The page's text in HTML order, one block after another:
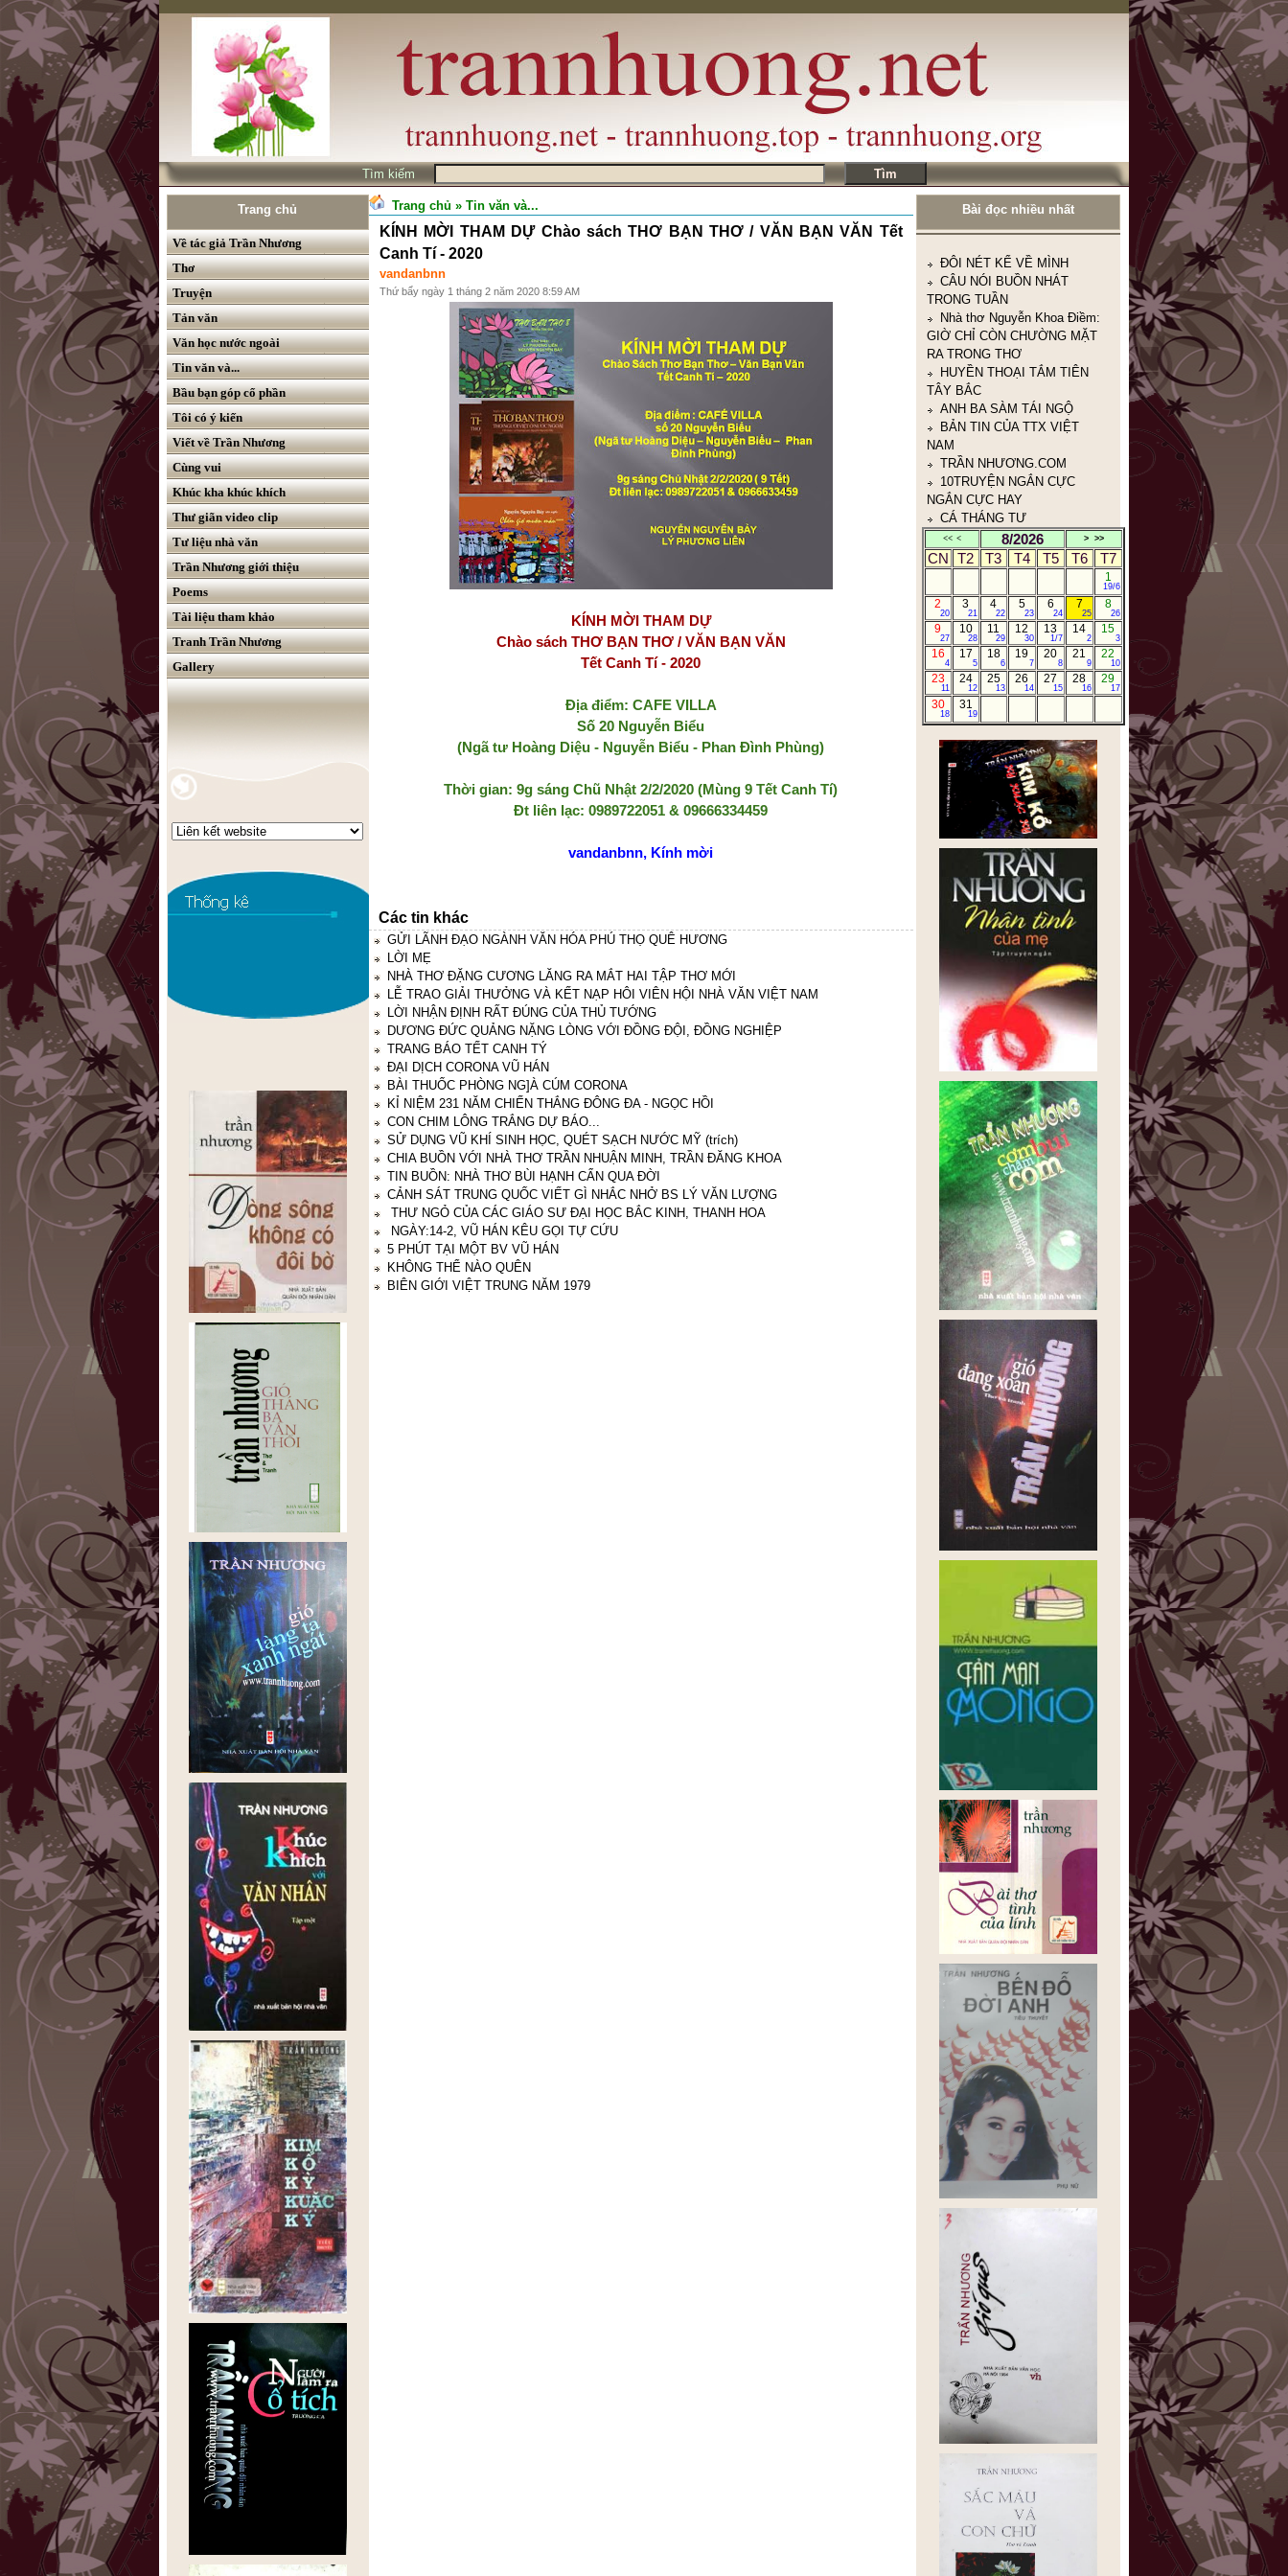
Tìm kiếm
Trang chủ
Về tác giả Trần Nhương
Thơ
Truyện
Tản văn
Văn học nước ngoài
Tin văn và...
Bầu bạn góp cổ phần
Tôi có ý kiến
Viết về Trần Nhương
Cùng vui
Khúc kha khúc khích
Thư giãn video clip
Tư liệu nhà văn
Trần Nhương giới thiệu
Poems
Tài liệu tham khảo
Tranh Trần Nhương
Gallery
Trang chủ » Tin văn và...
KÍNH MỜI THAM DỰ Chào sách THƠ BẠN THƠ / VĂN BẠN VĂN Tết
Canh Tí - 2020
vandanbnn
Thứ bẩy ngày 1 tháng 2 năm 2020 8:59 AM
KÍNH MỜI THAM DỰ
Chào sách THƠ BẠN THƠ / VĂN BẠN VĂN
Tết Canh Tí - 2020
Địa điểm: CAFE VILLA
Số 20 Nguyễn Biểu
(Ngã tư Hoàng Diệu - Nguyễn Biểu - Phan Đình Phùng)
Thời gian: 9g sáng Chũ Nhật 2/2/2020 (Mùng 9 Tết Canh Tí)
Đt liên lạc: 0989722051 & 09666334459
vandanbnn, Kính mời
Các tin khác
GỬI LÃNH ĐẠO NGÀNH VĂN HÓA PHÚ THỌ QUÊ HƯƠNG
LỜI MẸ
NHÀ THƠ ĐẶNG CƯƠNG LĂNG RA MẮT HAI TẬP THƠ MỚI
LỄ TRAO GIẢI THƯỞNG VÀ KẾT NẠP HÔI VIÊN HỘI NHÀ VĂN VIỆT NAM
LỜI NHẬN ĐỊNH RẤT ĐÚNG CỦA THỦ TƯỚNG
DƯƠNG ĐỨC QUẢNG NẶNG LÒNG VỚI ĐỒNG ĐỘI, ĐỒNG NGHIỆP
TRANG BÁO TẾT CANH TÝ
ĐẠI DỊCH CORONA VŨ HÁN
BÀI THUỐC PHÒNG NG]À CÚM CORONA
KỈ NIỆM 231 NĂM CHIẾN THẮNG ĐÔNG ĐA - NGỌC HỒI
CON CHIM LÔNG TRẮNG DỰ BÁO...
SỬ DỤNG VŨ KHÍ SINH HỌC, QUÉT SẠCH NƯỚC MỸ (trích)
CHIA BUỒN VỚI NHÀ THƠ TRẦN NHUẬN MINH, TRẦN ĐĂNG KHOA
TIN BUỒN: NHÀ THƠ BÙI HẠNH CẨN QUA ĐỜI
CẢNH SÁT TRUNG QUỐC VIẾT GÌ NHẮC NHỞ BS LÝ VĂN LƯỢNG
THƯ NGỎ CỦA CÁC GIÁO SƯ ĐẠI HỌC BẮC KINH, THANH HOA
NGÀY:14-2, VŨ HÁN KÊU GỌI TỰ CỨU
5 PHÚT TẠI MỘT BV VŨ HÁN
KHÔNG THỂ NÀO QUÊN
BIÊN GIỚI VIỆT TRUNG NĂM 1979
Bài đọc nhiều nhất
CÂU NÓI BUỒN NHÁT
TRONG TUẦN
Nhà thơ Nguyễn Khoa Điềm:
RA TRONG THƠ
HUYỀN THOẠI TẮM TIÊN
TÂY BẮC
ANH BA SÀM TÁI NGỘ
BẢN TIN CỦA TTX VIỆT
NAM
TRẦN NHƯƠNG.COM
10TRUYỆN NGẮN CỰC
NGẮN CỰC HAY
CÁ THÁNG TƯ
NHÂN THỂ DỮ TÂM KINH
(人体与心泾)
<< < 8/2026 > >>
CN T2 T3 T4 T5 T6 T7
1
19/6
2
20
3
21
4
22
5
23
6
24
7
25
8
26
9
27
10
28
11
29
12
30
13
1/7
14
2
15
3
16
4
17
5
18
6
19
7
20
8
21
9
22
10
23
11
24
12
25
13
26
14
27
15
28
16
29
17
30
18
31
19